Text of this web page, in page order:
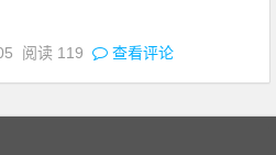
阅读 119 查看评论